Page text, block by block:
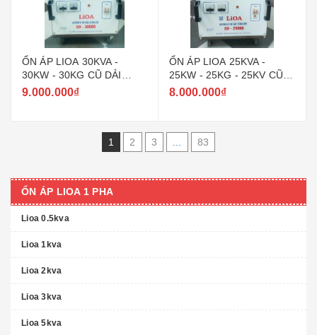
ỔN ÁP LIOA 30KVA -
30KW - 30KG CŨ DẢI
150V ~ 250V MODEL SH -
9.000.000₫
ỔN ÁP LIOA 25KVA -
25KW - 25KG - 25KV CŨ
DẢI 150V ~ 250V MODEL
8.000.000₫
1 2 3 83
ỔN ÁP LIOA 1 PHA
Lioa 0.5kva
Lioa 1kva
Lioa 2kva
Lioa 3kva
Lioa 5kva